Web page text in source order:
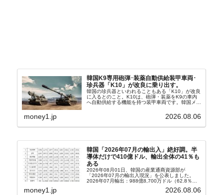
韓国K9専用砲弾･装薬自動供給装甲車両･
珍兵器「K10」が改良に乗り出す。
韓国の珍兵器といわれることもある「K10」が改良
に入るとのこと。K10は、砲弾・装薬をK9の車内
へ自動供給する機能を持つ装甲車両です。韓国メデ
から以下に一部を引きます。2005年に初めて...
money1.jp 2026.08.06
韓国「2026年07月の輸出入」絶好調。半
導体だけで410億ドル、輸出全体の41％も
ある
2026年08月01日、韓国の産業通商資源部が
「2026年07月の輸出入現況」を公表しました。
2026年07月輸出：988億8,700万ドル（62.8％）
輸入：685億6,300万ドル（26.5％）貿易収支：
money1.jp 2026.08.06